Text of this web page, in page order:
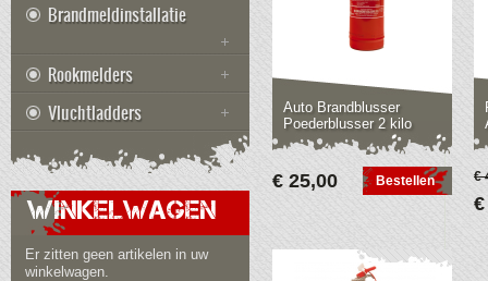
Auto Brandblusser
Poederblusser 2 kilo
€ 25,00 Bestellen €
Brandmeldinstallatie
Rookmelders
Vluchtladders
WINKELWAGEN
Er zitten geen artikelen in uw
winkelwagen.